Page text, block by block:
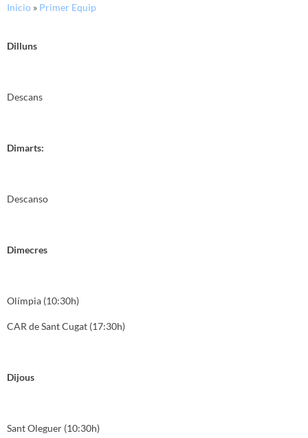
Inicio » Primer Equip
Dilluns
Descans
Dimarts:
Descanso
Dimecres
Olímpia (10:30h)
CAR de Sant Cugat (17:30h)
Dijous
Sant Oleguer (10:30h)